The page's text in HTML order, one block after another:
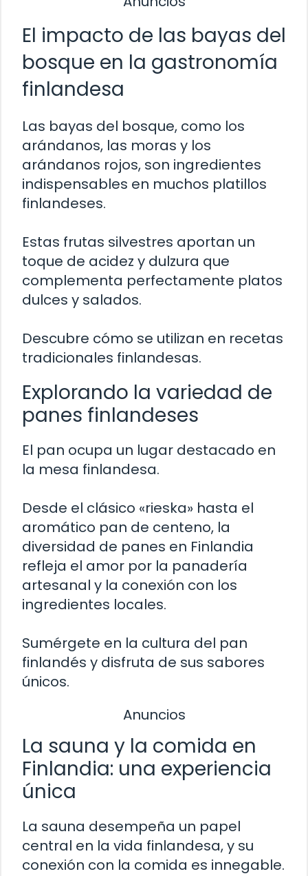
El impacto de las bayas del
bosque en la gastronomía
finlandesa
Las bayas del bosque, como los
arándanos, las moras y los
arándanos rojos, son ingredientes
indispensables en muchos platillos
finlandeses.
Estas frutas silvestres aportan un
toque de acidez y dulzura que
complementa perfectamente platos
dulces y salados.
Descubre cómo se utilizan en recetas
tradicionales finlandesas.
Explorando la variedad de
panes finlandeses
El pan ocupa un lugar destacado en
la mesa finlandesa.
Desde el clásico «rieska» hasta el
aromático pan de centeno, la
diversidad de panes en Finlandia
refleja el amor por la panadería
artesanal y la conexión con los
ingredientes locales.
Sumérgete en la cultura del pan
finlandés y disfruta de sus sabores
únicos.
Anuncios
La sauna y la comida en
Finlandia: una experiencia
única
La sauna desempeña un papel
central en la vida finlandesa, y su
conexión con la comida es innegable.